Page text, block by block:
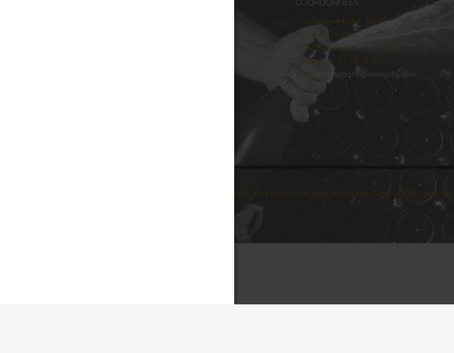
COORDONNÉES
Champagne RENE JOLLY
10 rue de la gare
10110 LANDREVILLE - FRANCE
Téléphone : 03 25 38 50 91
Mail :
champagne@renejolly.com
© 2007 Tous droits réservés Champagne René JOLLY. Made by